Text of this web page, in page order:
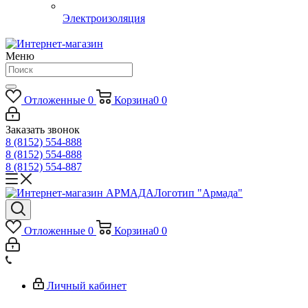
Электроизоляция
Меню
Отложенные 0 Корзина0 0
Заказать звонок
8 (8152) 554-888
8 (8152) 554-888
8 (8152) 554-887
Логотип "Армада"
Отложенные 0 Корзина0 0
Личный кабинет